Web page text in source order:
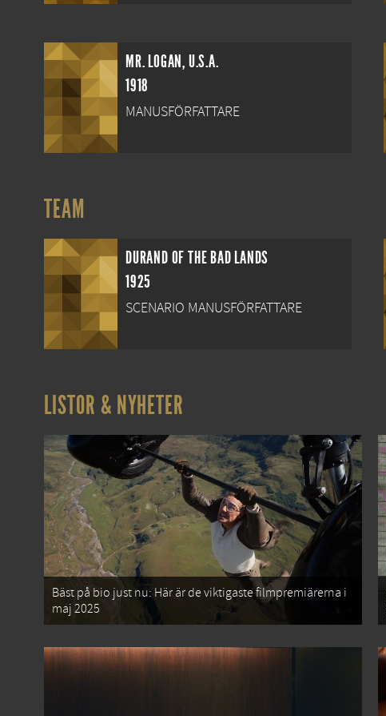
MR. LOGAN, U.S.A.
1918
MANUSFÖRFATTARE
TEAM
DURAND OF THE BAD LANDS
1925
SCENARIO MANUSFÖRFATTARE
LISTOR & NYHETER
Bäst på bio just nu: Här är de viktigaste filmpremiärerna i
maj 2025